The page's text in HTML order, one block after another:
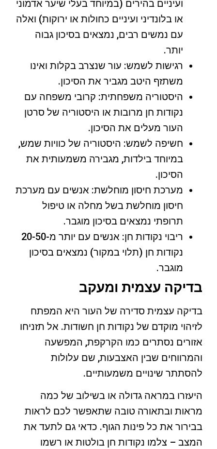
ועיניים בהירים (במיוחד בעלי שיער אדמוני
או בלונדיני ועיניים כחולות או ירוקות) ואלה
עם נמשים רבים, נמצאים בסיכון גבוה
יותר.
רגישות לשמש: עור שנצרב בקלות ואינו
משתזף היטב מגביר את הסיכון.
היסטוריה משפחתית: קרובי משפחה עם
נקודות חן מרובות או היסטוריה של סרטן
העור מעלים את הסיכון.
חשיפה לשמש: היסטוריה של כוויות שמש,
במיוחד בילדות, מגבירה משמעותית את
הסיכון.
מערכת חיסון מוחלשת: אנשים עם מערכת
חיסון מוחלשת בשל מחלה או טיפול
תרופתי נמצאים בסיכון מוגבר.
ריבוי נקודות חן: אנשים עם יותר מ-20-50
נקודות חן (תלוי במקור) נמצאים בסיכון
מוגבר.
בדיקה עצמית ומעקב
בדיקה עצמית סדירה של העור היא המפתח
לזיהוי מוקדם של נקודות חן חשודות. אל תזניחו
אזורים נסתרים כמו הקרקפת, המפשעה
והמרווחים שבין האצבעות, שם עלולות
להסתתר שינויים משמעותיים.
היעזרו במראה גדולה או בשילוב של כמה
מראות ובתאורה טובה שתאפשר לכם לראות
בבירור את כל פינות הגוף. כדאי גם לתעד את
המצב – צלמו נקודות חן בולטות או רשמו